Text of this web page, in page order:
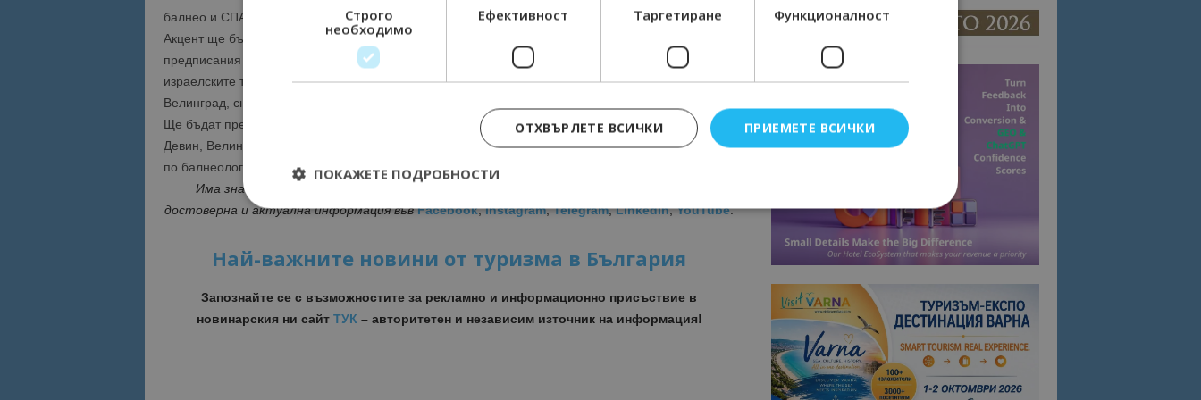
балнео и СПА дестинации да посрещнат израелски туристи в условията на пандемия.
Акцент ще бъде безопасността, сигурността, спазването на всички противоепидемични
предписания и стриктното прилагане на мерките, които гарантират спокойната почивка на
израелските туристи в България.
Велинград, снимка Руслан Йорданов
Ще бъдат презентирани традиционно предпочитани от израелските туристи дестинации като
Девин, Велинград, Кюстендил, Сандански, Поморие, както и всички членове на Български съюз
по балнеология и СПА туризъм.
Има значение кой и кога Ви информира! Последвайте нашите страници за бърза,
достоверна и актуална информация въвFacebook,Instagram,Telegram,LinkedIn,YouTube.
Най-важните новини от туризма в България
Запознайте се с възможностите за рекламно и информационно присъствие в
новинарския ни сайт ТУК – авторитетен и независим източник на информация!
Строго
необходимо
Ефективност Таргетиране Функционалност
ПРИЕМЕТЕ ВСИЧКИ
ОТХВЪРЛЕТЕ ВСИЧКИ
ПОКАЖЕТЕ ПОДРОБНОСТИ
Функционалност
управление на акаунта. Уебсайтът не може да се използва правилно без строго необходими бисквитки.
Име
Доставчик/
Валиден
Описание
Тази бисквитка се използва, за да запомните съгласието
на потребителя за използването на бисквитки на сайта.